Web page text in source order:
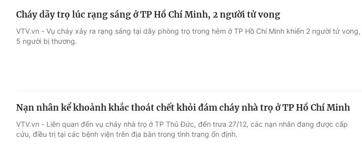
Thế giới đó đây
Giải sao mai
Cháy dãy trọ lúc rạng sáng ở TP Hồ Chí Minh, 2 người tử vong
VTV.vn - Vụ cháy xảy ra rạng sáng tại dãy phòng trọ trong hẻm ở TP Hồ Chí Minh khiến 2 người tử vong,
5 người bị thương.
Nạn nhân kể khoảnh khắc thoát chết khỏi đám cháy nhà trọ ở TP Hồ Chí Minh
VTV.vn - Liên quan đến vụ cháy nhà trọ ở TP Thủ Đức, đến trưa 27/12, các nạn nhân đang được cấp
cứu, điều trị tại các bệnh viện trên địa bàn trong tình trạng ổn định.